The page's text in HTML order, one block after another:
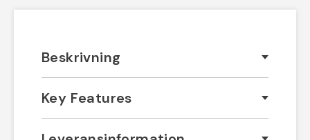
Beskrivning
Key Features